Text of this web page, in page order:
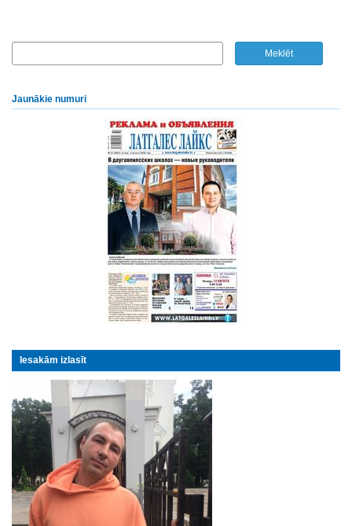
Jaunākie numuri
Iesakām izlasīt